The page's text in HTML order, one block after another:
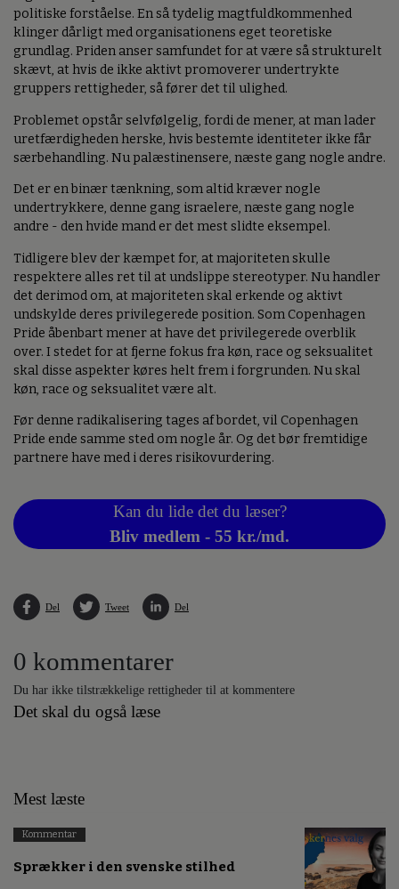
politiske forståelse. En så tydelig magtfuldkommenhed
klinger dårligt med organisationens eget teoretiske
grundlag. Priden anser samfundet for at være så strukturelt
skævt, at hvis de ikke aktivt promoverer undertrykte
gruppers rettigheder, så fører det til ulighed.
Problemet opstår selvfølgelig, fordi de mener, at man lader
uretfærdigheden herske, hvis bestemte identiteter ikke får
særbehandling. Nu palæstinensere, næste gang nogle andre.
Det er en binær tænkning, som altid kræver nogle
undertrykkere, denne gang israelere, næste gang nogle
andre - den hvide mand er det mest slidte eksempel.
Tidligere blev der kæmpet for, at majoriteten skulle
respektere alles ret til at undslippe stereotyper. Nu handler
det derimod om, at majoriteten skal erkende og aktivt
undskylde deres privilegerede position. Som Copenhagen
Pride åbenbart mener at have det privilegerede overblik
over. I stedet for at fjerne fokus fra køn, race og seksualitet
skal disse aspekter køres helt frem i forgrunden. Nu skal
køn, race og seksualitet være alt.
Før denne radikalisering tages af bordet, vil Copenhagen
Pride ende samme sted om nogle år. Og det bør fremtidige
partnere have med i deres risikovurdering.
Kan du lide det du læser?
Bliv medlem - 55 kr./md.
Del Tweet Del
0 kommentarer
Du har ikke tilstrækkelige rettigheder til at kommentere
Det skal du også læse
Mest læste
Kommentar
Sprækker i den svenske stilhed